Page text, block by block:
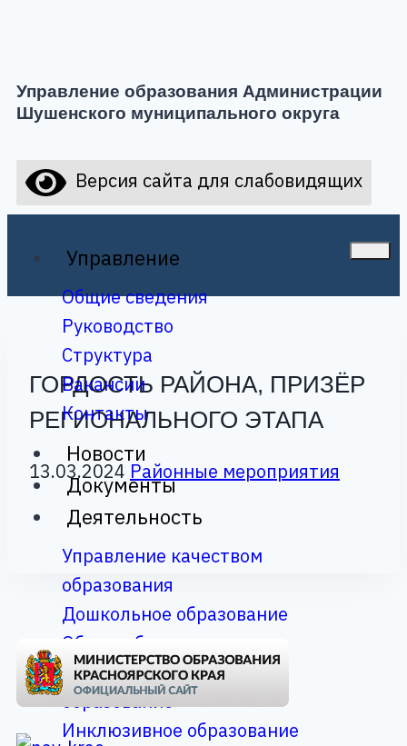
Управление образования Администрации
Шушенского муниципального округа
Версия сайта для слабовидящих
Управление
Общие сведения
Руководство
Структура
Вакансии
Контакты
Новости
Документы
Деятельность
Управление качеством
образования
Дошкольное образование
Общее образование
Дополнительное
образование
Инклюзивное образование
ГОРДОСТЬ РАЙОНА, ПРИЗЁР
РЕГИОНАЛЬНОГО ЭТАПА
13.03.2024 Районные мероприятия